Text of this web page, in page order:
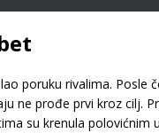
poruku rivalima.
ne prođe prvi kroz cilj.
su krenula